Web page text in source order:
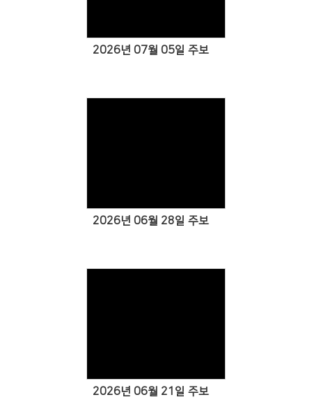
2026년 07월 05일 주보
2026년 06월 28일 주보
2026년 06월 21일 주보